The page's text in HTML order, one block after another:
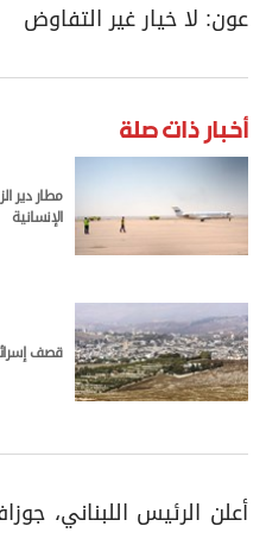
عون: لا خيار غير التفاوض
أخبار ذات صلة
مطار دير
الإنسانية
قصف إسرائيلي
أعلن الرئيس اللبناني،